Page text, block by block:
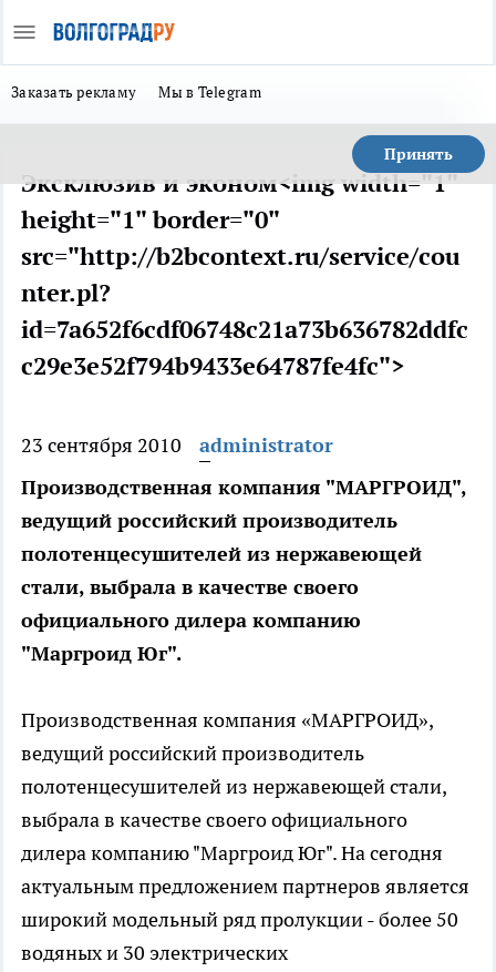
Заказать рекламу Мы в Telegram
Принять
Эксклюзив и эконом<img width="1"
height="1" border="0"
src="http://b2bcontext.ru/service/cou
nter.pl?
id=7a652f6cdf06748c21a73b636782ddfc
c29e3e52f794b9433e64787fe4fc">
23 сентября 2010
administrator
Производственная компания "МАРГРОИД",
ведущий российский производитель
полотенцесушителей из нержавеющей
стали, выбрала в качестве своего
официального дилера компанию
"Маргроид Юг".
Производственная компания «МАРГРОИД»,
ведущий российский производитель
полотенцесушителей из нержавеющей стали,
выбрала в качестве своего официального
дилера компанию "Маргроид Юг". На сегодня
актуальным предложением партнеров является
широкий модельный ряд пролукции - более 50
водяных и 30 электрических